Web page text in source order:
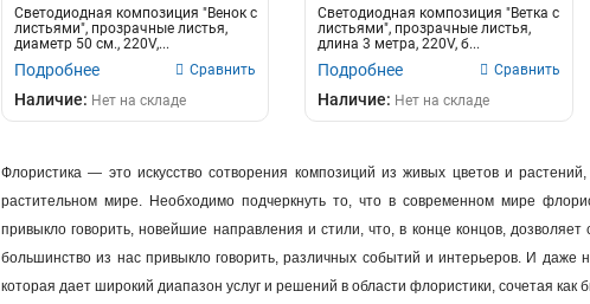
Светодиодная композиция "Венок с
листьями", прозрачные листья,
диаметр 50 см., 220V,...
Подробнее Сравнить
Наличие: Нет на складе
Светодиодная композиция "Ветка с
листьями", прозрачные листья,
длина 3 метра, 220V, б...
Подробнее Сравнить
Наличие: Нет на складе
Флористика — это искусство сотворения композиций из живых цветов и
растительном мире. Необходимо подчеркнуть то, что в современном мире
привыкло говорить, новейшие направления и стили, что, в конце концов,
большинство из нас привыкло говорить, различных событий и интерьеров. И
которая дает широкий диапазон услуг и решений в области флористики, сочетая